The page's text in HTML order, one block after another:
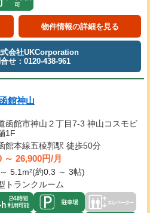
物件情報の詳細を見る
会社UKCorporation
せ：0120-438-961
館神山
函館市神山２丁目7-3 神山コスモビ
1F
館本線五稜郭駅 徒歩50分
～ 26,900円/月
5.1m²(約0.3 ～ 3帖)
トランクルーム